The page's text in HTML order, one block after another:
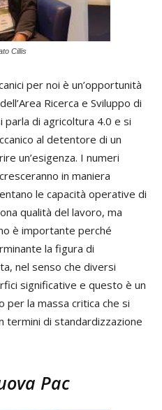
Cillis
per noi è un’opportunità
Ricerca e Sviluppo di
parla di agricoltura 4.0 e si
al detentore di un
un’esigenza. I numeri
in maniera
le capacità operative di
qualità del lavoro, ma
è importante perché
la figura di
nel senso che diversi
significative e questo è un
la massa critica che si
termini di standardizzazione
Pac